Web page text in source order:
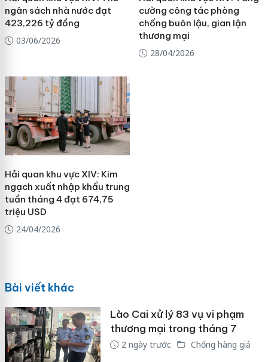
ngân sách nhà nước đạt
423,226 tỷ đồng
03/06/2026
cường công tác phòng
chống buôn lậu, gian lận
thương mại
28/04/2026
Hải quan khu vực XIV: Kim
ngạch xuất nhập khẩu trung
tuần tháng 4 đạt 674,75
triệu USD
24/04/2026
Bài viết khác
Lào Cai xử lý 83 vụ vi phạm
thương mại trong tháng 7
2 ngày trước Chống hàng giả